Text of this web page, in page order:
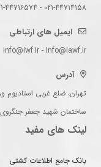
021-44714158 - 021-44716574 - 021-44714489
ایمیل های ارتباطی
info@iwf.ir - info@iawf.ir
آدرس
تهران، ضلع غربی استادیوم
ساختمان شهید جعفر
لینک های مفید
بانک جامع اطلاعات کشتی